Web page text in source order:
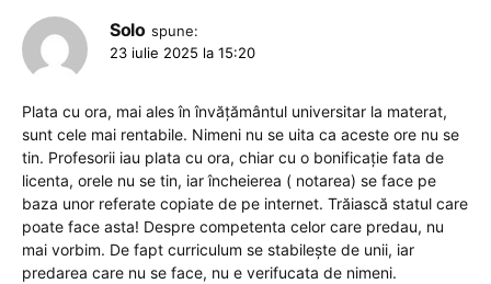
Solo spune:
23 iulie 2025 la 15:20
Plata cu ora, mai ales în învățământul universitar la materat,
sunt cele mai rentabile. Nimeni nu se uita ca aceste ore nu se
tin. Profesorii iau plata cu ora, chiar cu o bonificație fata de
licenta, orele nu se tin, iar încheierea ( notarea) se face pe
baza unor referate copiate de pe internet. Trăiască statul care
poate face asta! Despre competenta celor care predau, nu
mai vorbim. De fapt curriculum se stabilește de unii, iar
predarea care nu se face, nu e verifucata de nimeni.